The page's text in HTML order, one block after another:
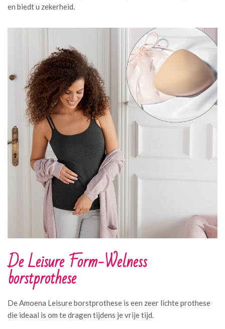
en biedt u zekerheid.
De Leisure Form-Welness
borstprothese
De Amoena Leisure borstprothese is een zeer lichte prothese
die ideaal is om te dragen tijdens je vrije tijd.